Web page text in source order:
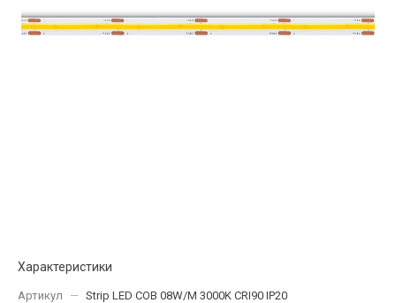
Характеристики
Артикул — Strip LED COB 08W/M 3000K CRI90 IP20